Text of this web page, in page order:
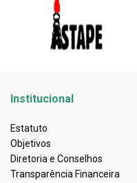
Institucional
Estatuto
Objetivos
Diretoria e Conselhos
Transparência Financeira